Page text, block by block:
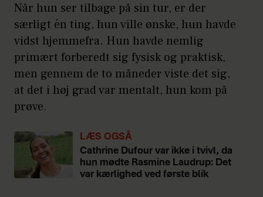
Når hun ser tilbage på sin tur, er der
særligt én ting, hun ville ønske, hun havde
vidst hjemmefra. Hun havde nemlig
primært forberedt sig fysisk og praktisk,
men gennem de to måneder viste det sig,
at det i høj grad var mentalt, hun kom på
prøve.
LÆS OGSÅ
Cathrine Dufour var ikke i tvivl, da
hun mødte Rasmine Laudrup: Det
var kærlighed ved første blik